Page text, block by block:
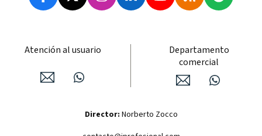
Atención al usuario
Departamento
comercial
Director: Norberto Zocco